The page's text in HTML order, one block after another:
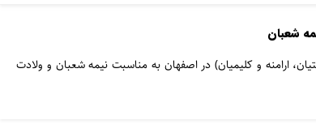
شعبان
ارامنه و کلیمیان) در اصفهان به مناسبت نیمه شعبان و ولادت